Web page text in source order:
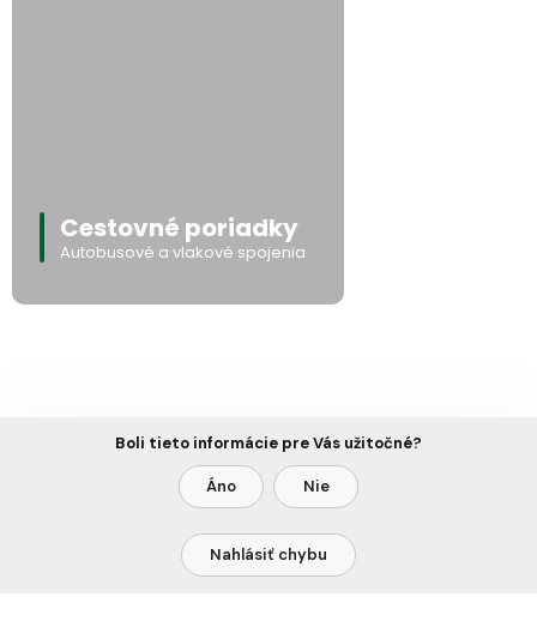
Cestovné poriadky
Autobusové a vlakové spojenia
Boli tieto informácie pre Vás užitočné?
Áno Nie
Nahlásiť chybu